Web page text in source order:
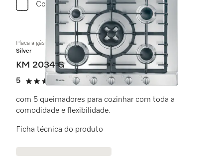
Comparar
Placa a gás
Silver
KM 2034 G
5
5 estrela(s) de 5
(1 avaliação)
com 5 queimadores para cozinhar com toda a
comodidade e flexibilidade.
Ficha técnica do produto